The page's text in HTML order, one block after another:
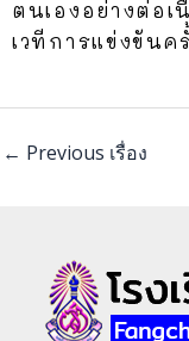
ตนเองอย่างต่อเ
เวทีการแข่งขันค
← Previous เรื่อง